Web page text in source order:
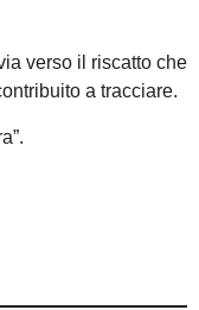
verso il riscatto che
a tracciare.